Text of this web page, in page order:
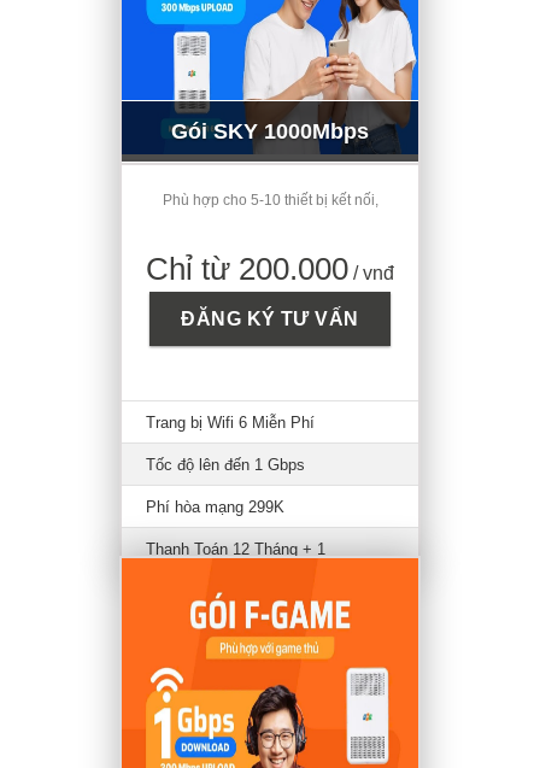
Gói SKY 1000Mbps
Phù hợp cho 5-10 thiết bị kết nối,
Chỉ từ 200.000 / vnđ
ĐĂNG KÝ TƯ VẤN
Trang bị Wifi 6 Miễn Phí
Tốc độ lên đến 1 Gbps
Phí hòa mạng 299K
Thanh Toán 12 Tháng + 1